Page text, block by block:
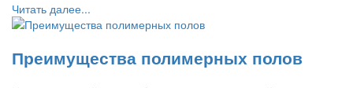
Читать далее...
Преимущества полимерных полов